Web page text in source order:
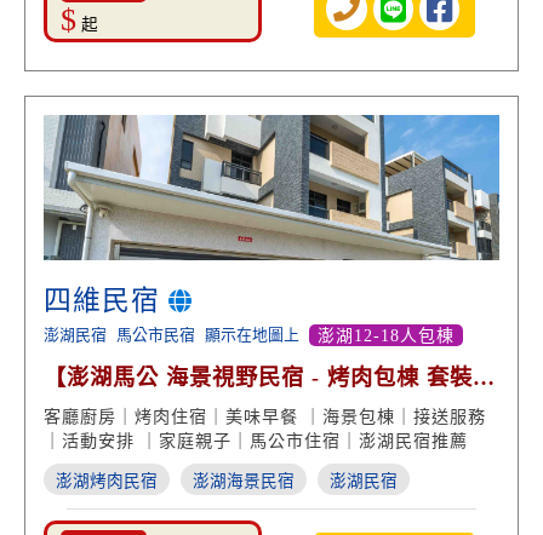
$ 起
四維民宿
澎湖民宿 馬公市民宿 顯示在地圖上 澎湖12-18人包棟
【澎湖馬公 海景視野民宿 - 烤肉包棟 套裝行
程 美味早餐】
客廳廚房｜烤肉住宿｜美味早餐 ｜海景包棟｜接送服務
｜活動安排 ｜家庭親子｜馬公市住宿｜澎湖民宿推薦
澎湖烤肉民宿 澎湖海景民宿 澎湖民宿